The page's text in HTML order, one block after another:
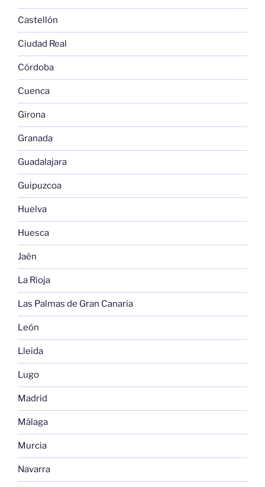
Castellón
Ciudad Real
Córdoba
Cuenca
Girona
Granada
Guadalajara
Guipuzcoa
Huelva
Huesca
Jaén
La Rioja
Las Palmas de Gran Canaria
León
Lleida
Lugo
Madrid
Málaga
Murcia
Navarra